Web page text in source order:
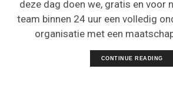
deze dag doen we, gratis en voor
team binnen 24 uur een volledig
organisatie met een
CONTINUE READING